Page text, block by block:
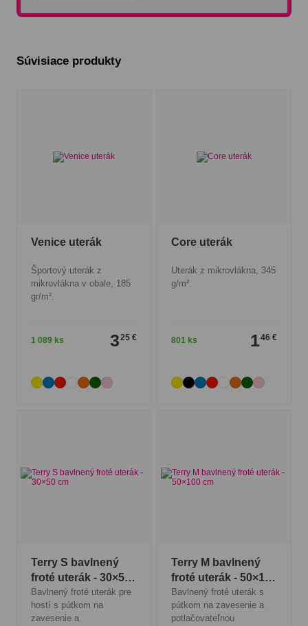
Súvisiace produkty
Venice uterák
Športový uterák z
mikrovlákna v obale, 185
gr/m².
1 089 ks 3 25 €
Core uterák
Uterák z mikrovlákna, 345
g/m².
801 ks 1 46 €
Terry S bavlnený
froté uterák - 30×50
cm
Bavlnený froté uterák pre
hostí s pútkom na
zavesenie a
Terry M bavlnený
froté uterák - 50×100
cm
Bavlnený froté uterák s
pútkom na zavesenie a
potlačovateľnou